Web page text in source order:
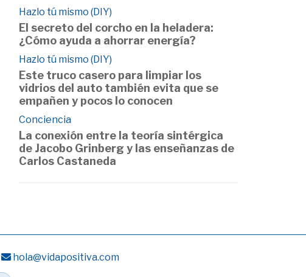
Hazlo tú mismo (DIY)
El secreto del corcho en la heladera:
¿Cómo ayuda a ahorrar energía?
Hazlo tú mismo (DIY)
Este truco casero para limpiar los
vidrios del auto también evita que se
empañen y pocos lo conocen
Conciencia
La conexión entre la teoría sintérgica
de Jacobo Grinberg y las enseñanzas de
Carlos Castaneda
hola@vidapositiva.com